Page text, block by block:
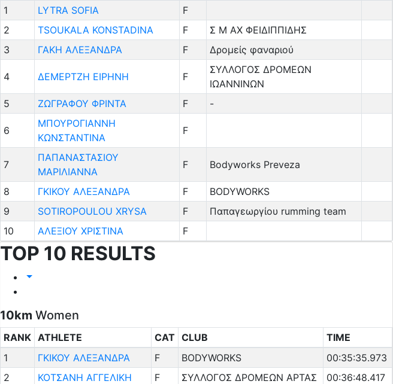
1
LYTRA SOFIA
F
2
TSOUKALA KONSTADINA F
Σ Μ ΑΧ ΦΕΙΔΙΠΠΙΔΗΣ
3
ΓΑΚΗ ΑΛΕΞΑΝΔΡΑ F Δρομείς φαναριού
4 ΔΕΜΕΡΤΖΗ ΕΙΡΗΝΗ F
ΣΥΛΛΟΓΟΣ ΔΡΟΜΕΩΝ
ΙΩΑΝΝΙΝΩΝ
5
ΖΩΓΡΑΦΟΥ ΦΡΙΝΤΑ F -
6
ΜΠΟΥΡΟΓΙΑΝΝΗ
ΚΩΝΣΤΑΝΤΙΝΑ
F
7
ΠΑΠΑΝΑΣΤΑΣΙΟΥ
ΜΑΡΙΛΙΑΝΝΑ
F Bodyworks Preveza
8 ΓΚΙΚΟΥ ΑΛΕΞΑΝΔΡΑ F
BODYWORKS
9
SOTIROPOULOU XRYSA F
Παπαγεωργίου rumming team
10
ΑΛΕΞΙΟΥ ΧΡΙΣΤΙΝΑ F
TOP 10 RESULTS
10km Women
RANK ATHLETE CAT CLUB
TIME
1
ΓΚΙΚΟΥ ΑΛΕΞΑΝΔΡΑ F BODYWORKS
00:35:35.973
2
ΚΟΤΣΑΝΗ ΑΓΓΕΛΙΚΗ F ΣΥΛΛΟΓΟΣ ΔΡΟΜΕΩΝ ΑΡΤΑΣ 00:36:48.417